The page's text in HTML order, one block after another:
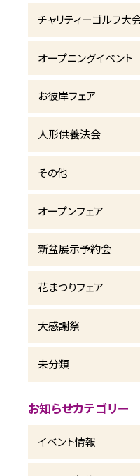
チャリティーゴルフ大
オープニングイベント
お彼岸フェア
人形供養法会
その他
オープンフェア
新盆展示予約会
花まつりフェア
大感謝祭
未分類
お知らせカテゴリー
イベント情報